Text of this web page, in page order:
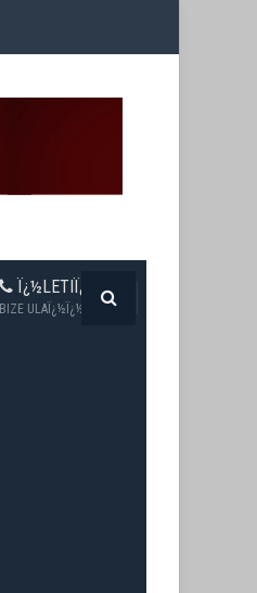
Ï¿½LETIÏ¿½IM
BIZE ULAÏ¿½Ï¿½N